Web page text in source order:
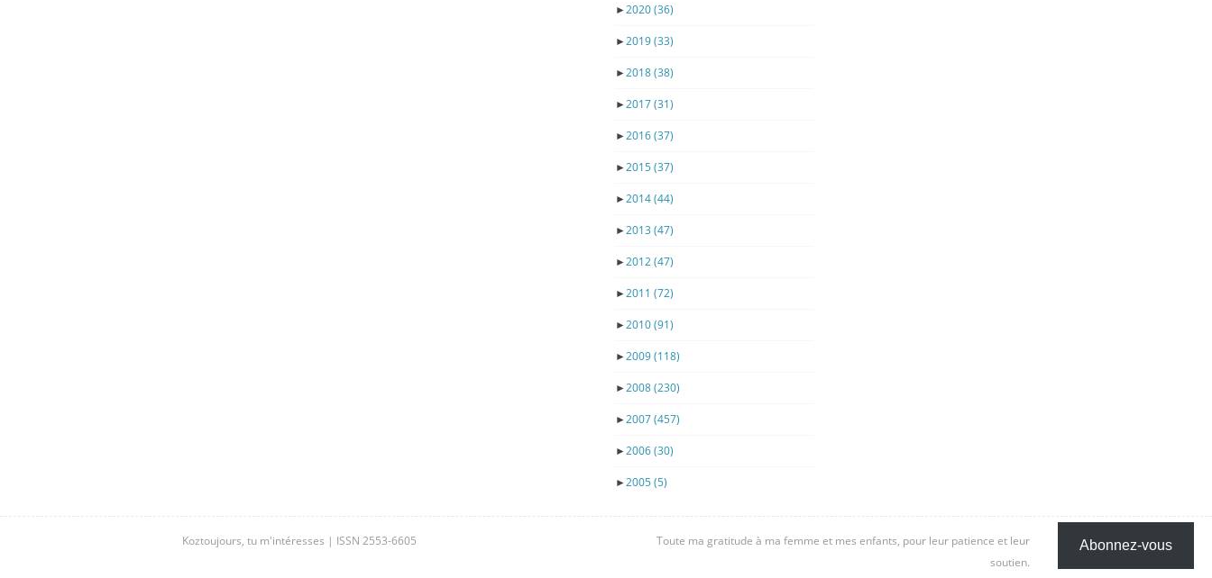
►2020(36)
►2019(33)
►2018(38)
►2017(31)
►2016(37)
►2015(37)
►2014(44)
►2013 (47)
►2012(47)
►2011 (72)
►2010(91)
►2009(118)
►2008(230)
►2007(457)
►2006(30)
►2005(5)
Koztoujours, tu m'intéresses | ISSN 2553-6605
Toute ma gratitude à ma femme et mes enfants, pour leur patience et leur
soutien.
Abonnez-vous